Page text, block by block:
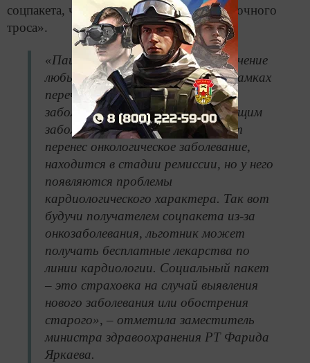
соцпакета, человек лишает себя «страховочного
троса».
«Пациенты имеют права на получение
любых лекарственных средств в рамках
перечня, не только по основному
заболеванию, но и по сопутствующим
заболеваниям. Например, пациент
перенес онкологическое заболевание,
находится в стадии ремиссии, но у него
появляются проблемы
кардиологического характера. Так вот
будучи получателем соцпакета из-за
онкозаболевания, льготник может
получать бесплатные лекарства по
линии кардиологии. Социальный пакет
– это страховка на случай выявления
нового заболевания или обострения
старого», – отметила заместитель
министра здравоохранения РТ Фарида
Яркаева.